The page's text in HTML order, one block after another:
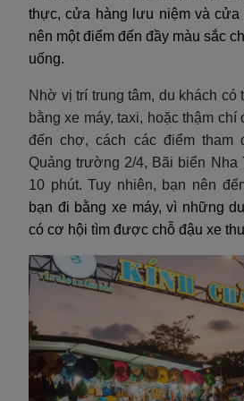
thực, cửa hàng lưu niệm và cửa
nên một điểm đến đầy màu sắc
uống.
Nhờ vị trí trung tâm, du khách có
bằng xe máy, taxi, hoặc thậm chí
đến chợ, cách các điểm tham
Quảng trường 2/4, Bãi biển Nha
10 phút. Tuy nhiên, bạn nên
bạn đi bằng xe máy, vì những
có cơ hội tìm được chỗ đậu xe